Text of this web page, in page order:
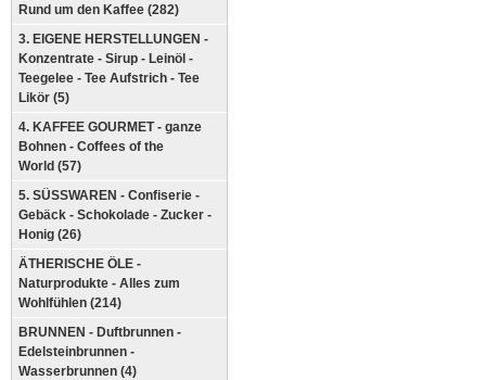
Rund um den Kaffee (282)
3. EIGENE HERSTELLUNGEN -
Konzentrate - Sirup - Leinöl -
Teegelee - Tee Aufstrich - Tee
Likör (5)
4. KAFFEE GOURMET - ganze
Bohnen - Coffees of the
World (57)
5. SÜSSWAREN - Confiserie -
Gebäck - Schokolade - Zucker -
Honig (26)
ÄTHERISCHE ÖLE -
Naturprodukte - Alles zum
Wohlfühlen (214)
BRUNNEN - Duftbrunnen -
Edelsteinbrunnen -
Wasserbrunnen (4)